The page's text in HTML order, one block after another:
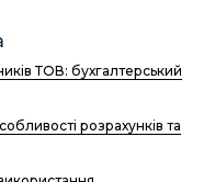
ТОВ: бухгалтерський
розрахунків та